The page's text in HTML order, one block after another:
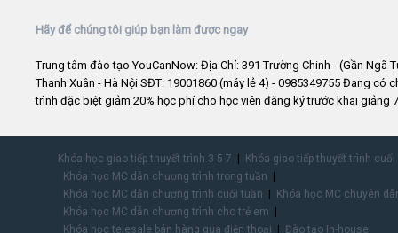
Hãy để chúng tôi giúp bạn làm được ngay
Trung tâm đào tạo YouCanNow: Địa Chỉ: 391 Trường Chinh - (Gần Ngã
Thanh Xuân - Hà Nội SĐT: 19001860 (máy lẻ 4) - 0985349755 Đang có
trình đặc biệt giảm 20% học phí cho học viên đăng ký trước khai giảng
Khóa học giao tiếp thuyết trình 3-5-7
Khóa giao tiếp thuyết trình
Khóa học MC dẫn chương trình trong tuần
Khóa học MC dẫn chương trình cuối tuần
Khóa học MC chuyên
Khóa học MC dẫn chương trình cho trẻ em
Khóa học telesale bán hàng qua điện thoại
Đào tạo In-house